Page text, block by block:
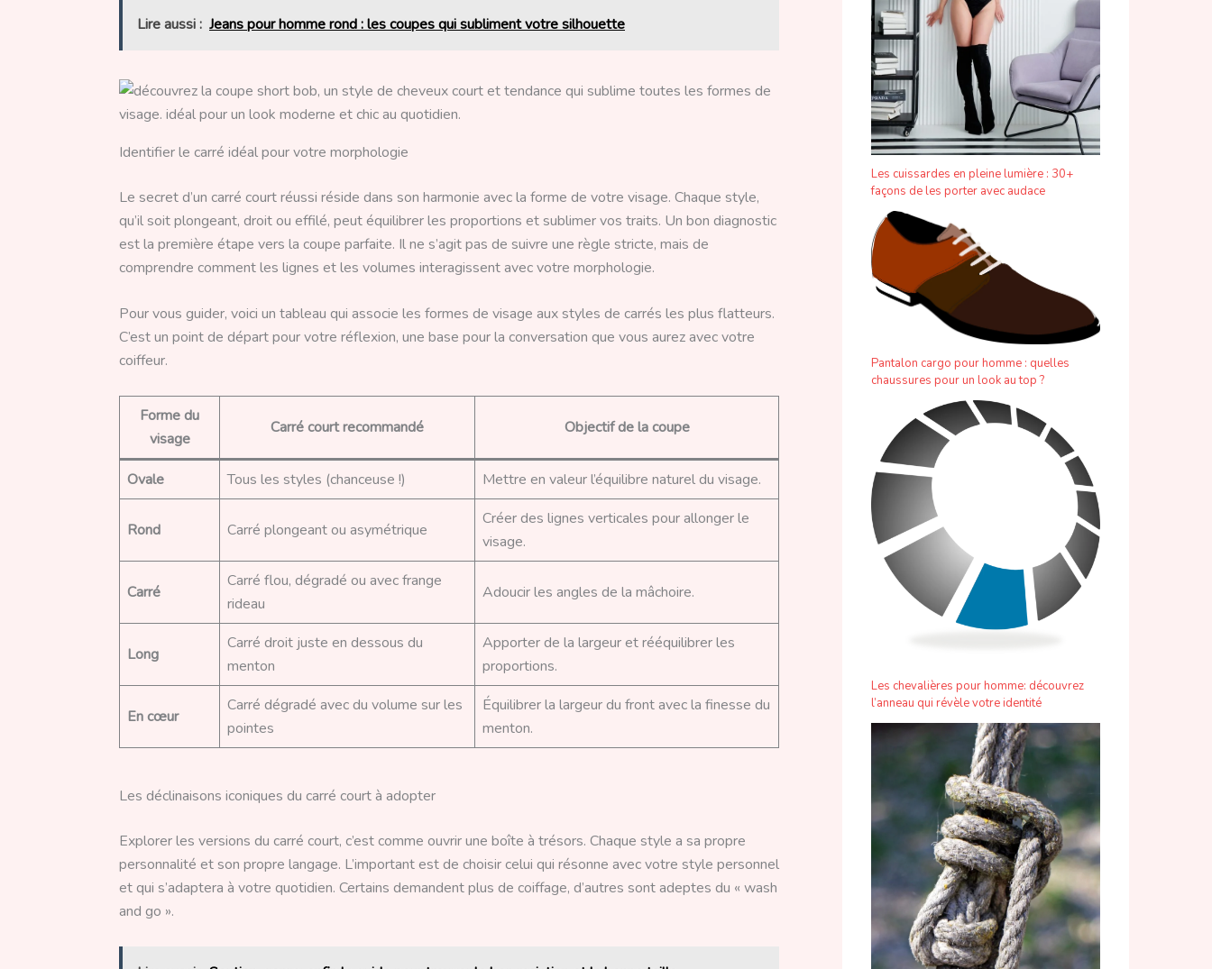
Lire aussi : Jeans pour homme rond : les coupes qui subliment votre silhouette
Identifier le carré idéal pour votre morphologie
Le secret d’un carré court réussi réside dans son harmonie avec la forme de votre visage. Chaque style,
qu’il soit plongeant, droit ou effilé, peut équilibrer les proportions et sublimer vos traits. Un bon diagnostic
est la première étape vers la coupe parfaite. Il ne s’agit pas de suivre une règle stricte, mais de
comprendre comment les lignes et les volumes interagissent avec votre morphologie.
Pour vous guider, voici un tableau qui associe les formes de visage aux styles de carrés les plus flatteurs.
C’est un point de départ pour votre réflexion, une base pour la conversation que vous aurez avec votre
coiffeur.
Forme du
visage
Carré court recommandé Objectif de la coupe
Ovale Tous les styles (chanceuse !) Mettre en valeur l’équilibre naturel du visage.
Rond Carré plongeant ou asymétrique
Créer des lignes verticales pour allonger le
visage.
Carré
Carré flou, dégradé ou avec frange
rideau
Adoucir les angles de la mâchoire.
Long
Carré droit juste en dessous du
menton
Apporter de la largeur et rééquilibrer les
proportions.
En cœur
Carré dégradé avec du volume sur les
pointes
Équilibrer la largeur du front avec la finesse du
menton.
Les déclinaisons iconiques du carré court à adopter
Explorer les versions du carré court, c’est comme ouvrir une boîte à trésors. Chaque style a sa propre
personnalité et son propre langage. L’important est de choisir celui qui résonne avec votre style personnel
et qui s’adaptera à votre quotidien. Certains demandent plus de coiffage, d’autres sont adeptes du « wash
and go ».
Les cuissardes en pleine lumière : 30+
façons de les porter avec audace
Pantalon cargo pour homme : quelles
chaussures pour un look au top ?
Les chevalières pour homme: découvrez
l’anneau qui révèle votre identité